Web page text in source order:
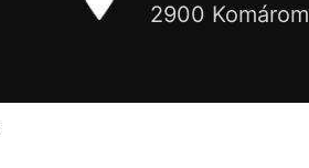
2900 Komárom